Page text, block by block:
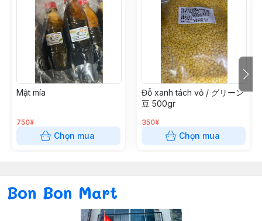
Mật mía
750¥
Chọn mua
Đỗ xanh tách vỏ / グリーン
豆 500gr
350¥
Chọn mua
Bon Bon Mart